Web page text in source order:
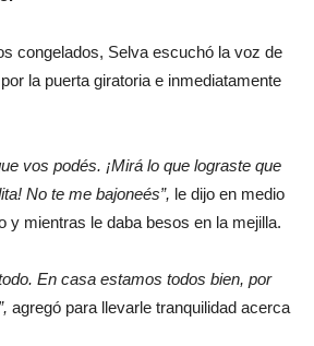
congelados, Selva escuchó la voz de
la puerta giratoria e inmediatamente
vos podés. ¡Mirá lo que lograste que
No te me bajoneés”, le dijo en medio
y mientras le daba besos en la mejilla.
En casa estamos todos bien, por
agregó para llevarle tranquilidad acerca